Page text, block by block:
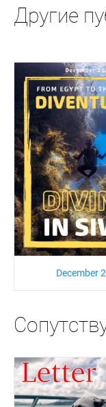
Другие
December